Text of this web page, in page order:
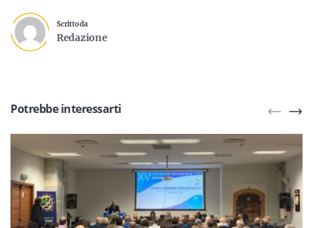
Scritto da
Redazione
Potrebbe interessarti